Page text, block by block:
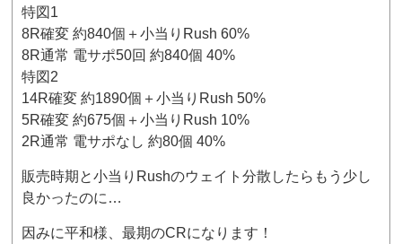
特図1
8R確変 約840個＋小当りRush 60%
8R通常 電サポ50回 約840個 40%
特図2
14R確変 約1890個＋小当りRush 50%
5R確変 約675個＋小当りRush 10%
2R通常 電サポなし 約80個 40%
販売時期と小当りRushのウェイト分散したらもう少し
良かったのに…
因みに平和様、最期のCRになります！